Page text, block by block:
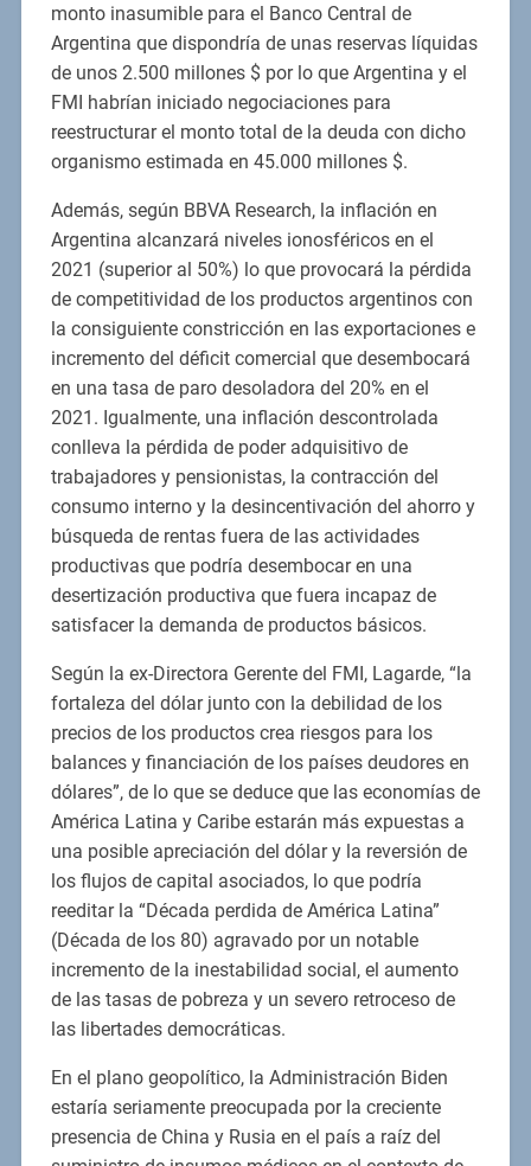
monto inasumible para el Banco Central de
Argentina que dispondría de unas reservas líquidas
de unos 2.500 millones $ por lo que Argentina y el
FMI habrían iniciado negociaciones para
reestructurar el monto total de la deuda con dicho
organismo estimada en 45.000 millones $.
Además, según BBVA Research, la inflación en
Argentina alcanzará niveles ionosféricos en el
2021 (superior al 50%) lo que provocará la pérdida
de competitividad de los productos argentinos con
la consiguiente constricción en las exportaciones e
incremento del déficit comercial que desembocará
en una tasa de paro desoladora del 20% en el
2021. Igualmente, una inflación descontrolada
conlleva la pérdida de poder adquisitivo de
trabajadores y pensionistas, la contracción del
consumo interno y la desincentivación del ahorro y
búsqueda de rentas fuera de las actividades
productivas que podría desembocar en una
desertización productiva que fuera incapaz de
satisfacer la demanda de productos básicos.
Según la ex-Directora Gerente del FMI, Lagarde, “la
fortaleza del dólar junto con la debilidad de los
precios de los productos crea riesgos para los
balances y financiación de los países deudores en
dólares”, de lo que se deduce que las economías de
América Latina y Caribe estarán más expuestas a
una posible apreciación del dólar y la reversión de
los flujos de capital asociados, lo que podría
reeditar la “Década perdida de América Latina”
(Década de los 80) agravado por un notable
incremento de la inestabilidad social, el aumento
de las tasas de pobreza y un severo retroceso de
las libertades democráticas.
En el plano geopolítico, la Administración Biden
estaría seriamente preocupada por la creciente
presencia de China y Rusia en el país a raíz del